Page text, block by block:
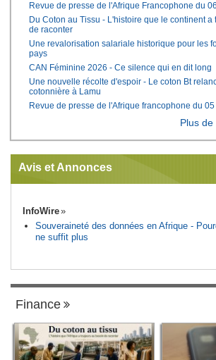
Revue de presse de l'Afrique Francophone du
Du Coton au Tissu - L'histoire que le continent a
de raconter
Une revalorisation salariale historique pour les
pays
CAN Féminine 2026 - Ce silence qui en dit long
Une nouvelle récolte d'espoir - Le coton Bt
cotonnière à Lamu
Revue de presse de l'Afrique francophone du
Plus
Avis et Annonces
InfoWire
Souveraineté des données en Afrique -
ne suffit plus
Finance